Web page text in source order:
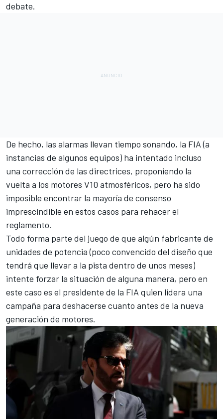
debate.
De hecho, las alarmas llevan tiempo sonando, la FIA (a
instancias de algunos equipos) ha intentado incluso
una corrección de las directrices, proponiendo la
vuelta a los motores V10 atmosféricos, pero ha sido
imposible encontrar la mayoría de consenso
imprescindible en estos casos para rehacer el
reglamento.
Todo forma parte del juego de que algún fabricante de
unidades de potencia (poco convencido del diseño que
tendrá que llevar a la pista dentro de unos meses)
intente forzar la situación de alguna manera, pero en
este caso es el presidente de la FIA quien lidera una
campaña para deshacerse cuanto antes de la nueva
generación de motores.